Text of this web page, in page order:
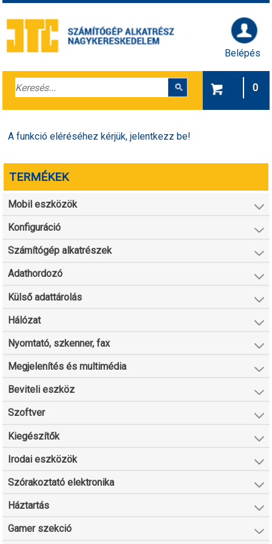
Belépés
0
A funkció eléréséhez kérjük, jelentkezz be!
TERMÉKEK
Mobil eszközök
Konfiguráció
Számítógép alkatrészek
Adathordozó
Külső adattárolás
Hálózat
Nyomtató, szkenner, fax
Megjelenítés és multimédia
Beviteli eszköz
Szoftver
Kiegészítők
Irodai eszközök
Szórakoztató elektronika
Háztartás
Gamer szekció